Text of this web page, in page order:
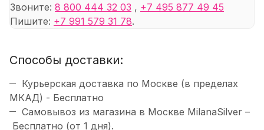
Звоните: 8 800 444 32 03 , +7 495 877 49 45
Пишите: +7 991 579 31 78.
Способы доставки:
Курьерская доставка по Москве (в пределах
МКАД) - Бесплатно
Самовывоз из магазина в Москве MilanaSilver –
Бесплатно (от 1 дня).